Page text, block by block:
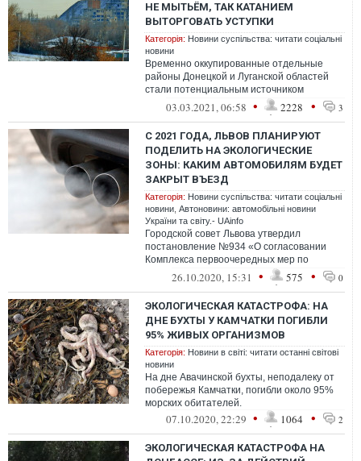
НЕ МЫТЬЁМ, ТАК КАТАНИЕМ
ВЫТОРГОВАТЬ УСТУПКИ
Категорія: Новини суспільства: читати соціальні
новини
Временно оккупированные отдельные
районы Донецкой и Луганской областей
стали потенциальным источником
техногенной и экологической катастрофы.
03.03.2021, 06:58 • 2228 • 3
С 2021 ГОДА, ЛЬВОВ ПЛАНИРУЮТ
ПОДЕЛИТЬ НА ЭКОЛОГИЧЕСКИЕ
ЗОНЫ: КАКИМ АВТОМОБИЛЯМ БУДЕТ
ЗАКРЫТ ВЪЕЗД
Категорія: Новини суспільства: читати соціальні
новини Автоновини: автомобільні новини
України та світу.- UAinfo
Городской совет Львова утвердил
постановление №934 «О согласовании
Комплекса первоочередных мер по
улучшению качества воздуха в г. Львове».
26.10.2020, 15:31 • 575 • 0
ЭКОЛОГИЧЕСКАЯ КАТАСТРОФА: НА
ДНЕ БУХТЫ У КАМЧАТКИ ПОГИБЛИ
95% ЖИВЫХ ОРГАНИЗМОВ
Категорія: Новини в світі: читати останні світові
новини
На дне Авачинской бухты, неподалеку от
побережья Камчатки, погибли около 95%
морских обитателей.
07.10.2020, 22:29 • 1064 • 2
ЭКОЛОГИЧЕСКАЯ КАТАСТРОФА НА